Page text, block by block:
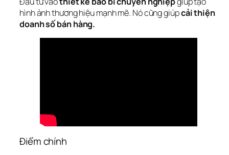
hình ảnh thương hiệu mạnh mẽ. Nó cũng giúp cải thiện
doanh số bán hàng.
Điểm chính